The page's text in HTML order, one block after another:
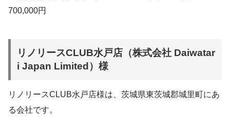
700,000円
リノリースCLUB水戸店（株式会社 Daiwatar
i Japan Limited）様
リノリースCLUB水戸店様は、茨城県東茨城郡城里町にあ
る会社です。